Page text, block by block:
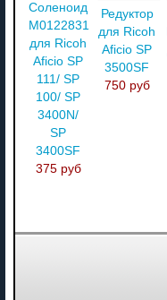
Соленоид
M0122831
для Ricoh
Aficio SP
111/ SP
100/ SP
3400N/
SP
3400SF
375 руб
Редуктор
для Ricoh
Aficio SP
3500SF
750 руб